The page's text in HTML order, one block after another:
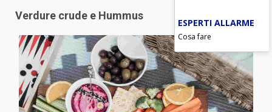
Verdure crude e Hummus
ESPERTI ALLARME
Cosa fare